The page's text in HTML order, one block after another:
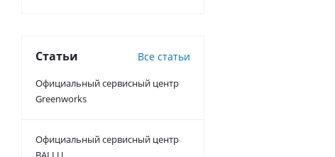
Статьи Все статьи
Официальный сервисный центр
Greenworks
Официальный сервисный центр